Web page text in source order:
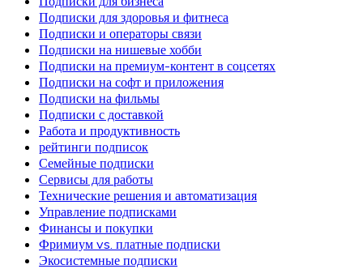
Подписки для здоровья и фитнеса
Подписки и операторы связи
Подписки на нишевые хобби
Подписки на премиум-контент в соцсетях
Подписки на софт и приложения
Подписки на фильмы
Подписки с доставкой
Работа и продуктивность
рейтинги подписок
Семейные подписки
Сервисы для работы
Технические решения и автоматизация
Управление подписками
Финансы и покупки
Фримиум vs. платные подписки
Экосистемные подписки